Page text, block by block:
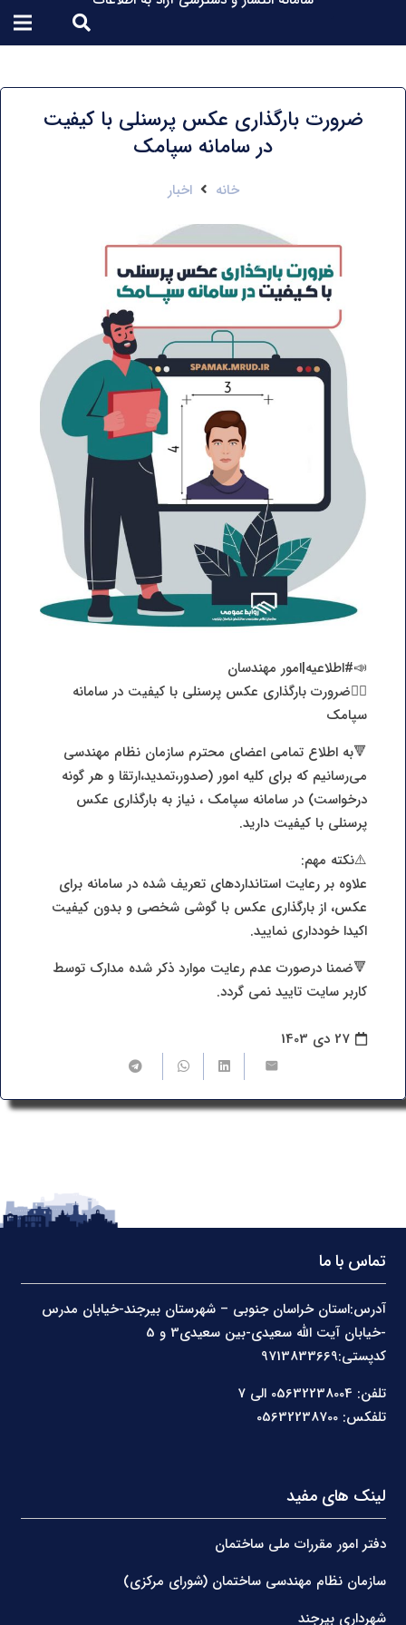
ضرورت بارگذاری عکس پرسنلی با کیفیت
در سامانه سپامک
خانه اخبار
📣#اطلاعیه|امور مهندسان
🙎‍♂️ضرورت بارگذاری عکس پرسنلی با کیفیت در سامانه
سپامک
🔻به اطلاع تمامی اعضای محترم سازمان نظام مهندسی
می‌رسانیم که برای کلیه امور (صدور،تمدید،ارتقا و هر گونه
درخواست) در سامانه سپامک ، نیاز به بارگذاری عکس
پرسنلی با کیفیت دارید.
⚠️نکته مهم:
علاوه بر رعایت استانداردهای تعریف شده در سامانه برای
عکس، از بارگذاری عکس با گوشی شخصی و بدون کیفیت
اکیدا خودداری نمایید.
🔻ضمنا درصورت عدم رعایت موارد ذکر شده مدارک توسط
کاربر سایت تایید نمی گردد.
27 دی 1403
تماس با ما
آدرس:استان خراسان جنوبی – شهرستان بیرجند-خیابان مدرس
کدپستی:9713833669
تلفن: 05632238004 الی 7
تلفکس: 05632238700
لینک های مفید
دفتر امور مقررات ملی ساختمان
سازمان نظام مهندسی ساختمان (شورای مرکزی)
شهرداری بیرجند